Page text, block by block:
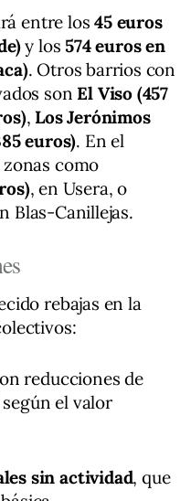
entre los45 euros
y los574 euros en
. Otros barrios con
son El Viso (457
, Los Jerónimos
euros). En el
como
, en Usera, o
Blas-Canillejas.
rebajas en la
reducciones de
el valor
sin actividad, que